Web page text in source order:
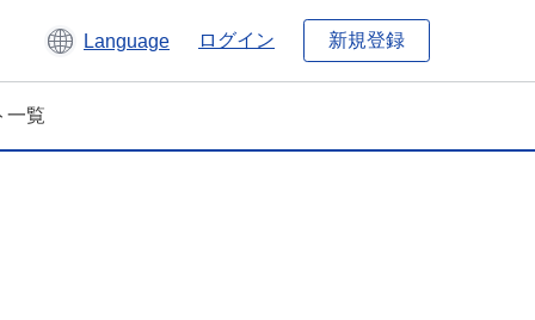
Language ログイン 新規登録
一覧